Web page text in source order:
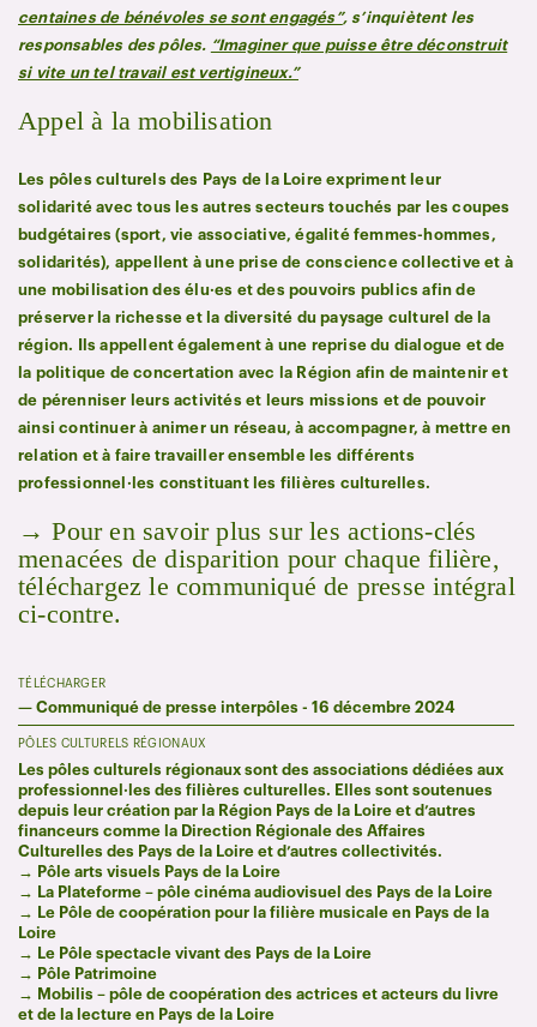
centaines de bénévoles se sont engagés”, s’inquiètent les
responsables des pôles. “Imaginer que puisse être déconstruit
si vite un tel travail est vertigineux.”
Appel à la mobilisation
Les pôles culturels des Pays de la Loire expriment leur
solidarité avec tous les autres secteurs touchés par les coupes
budgétaires (sport, vie associative, égalité femmes-hommes,
solidarités), appellent à une prise de conscience collective et à
une mobilisation des élu·es et des pouvoirs publics afin de
préserver la richesse et la diversité du paysage culturel de la
région. Ils appellent également à une reprise du dialogue et de
la politique de concertation avec la Région afin de maintenir et
de pérenniser leurs activités et leurs missions et de pouvoir
ainsi continuer à animer un réseau, à accompagner, à mettre en
relation et à faire travailler ensemble les différents
professionnel·les constituant les filières culturelles.
→ Pour en savoir plus sur les actions-clés
menacées de disparition pour chaque filière,
téléchargez le communiqué de presse intégral
ci-contre.
TÉLÉCHARGER
— Communiqué de presse interpôles - 16 décembre 2024
PÔLES CULTURELS RÉGIONAUX
Les pôles culturels régionaux sont des associations dédiées aux
professionnel·les des filières culturelles. Elles sont soutenues
depuis leur création par la Région Pays de la Loire et d’autres
financeurs comme la Direction Régionale des Affaires
Culturelles des Pays de la Loire et d’autres collectivités.
→ Pôle arts visuels Pays de la Loire
→
La Plateforme – pôle cinéma audiovisuel des Pays de la Loire
→
Le Pôle de coopération pour la filière musicale en Pays de la
Loire
→
Le Pôle spectacle vivant des Pays de la Loire
→
Pôle Patrimoine
→ Mobilis – pôle de coopération des actrices et acteurs du livre
et de la lecture en Pays de la Loire